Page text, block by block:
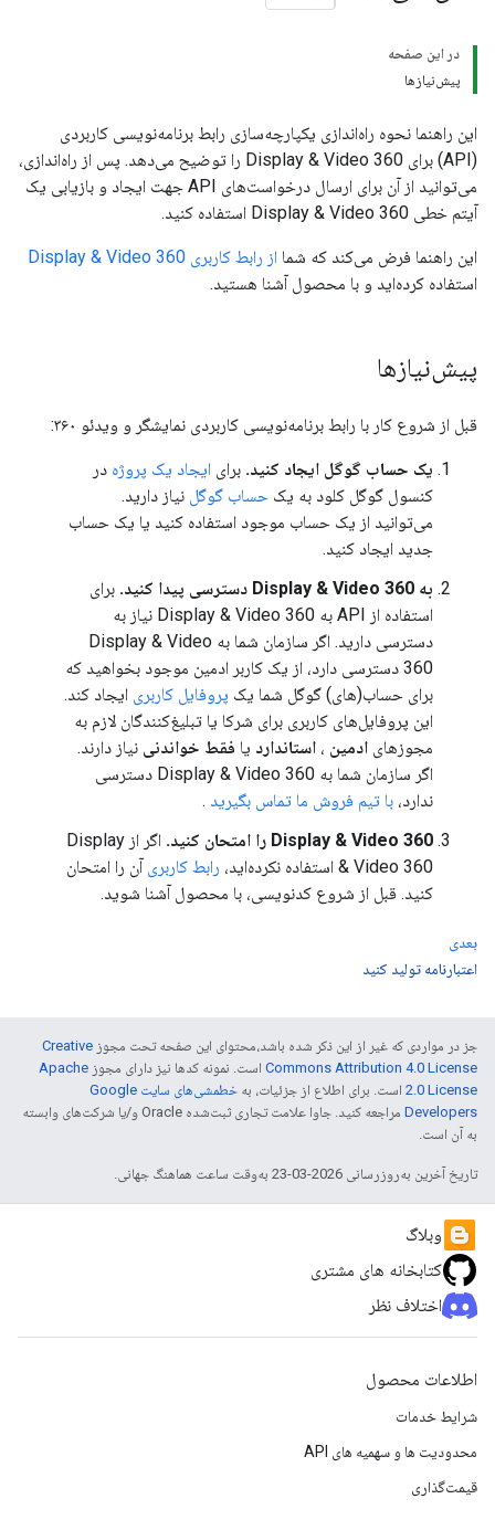
در این صفحه
پیش‌نیازها
این راهنما نحوه راه‌اندازی یکپارچه‌سازی رابط برنامه‌نویسی کاربردی
(API) برای Display & Video 360 را توضیح می‌دهد. پس از راه‌اندازی،
می‌توانید از آن برای ارسال درخواست‌های API جهت ایجاد و بازیابی یک
آیتم خطی Display & Video 360 استفاده کنید.
این راهنما فرض می‌کند که شما از رابط کاربری Display & Video 360
استفاده کرده‌اید و با محصول آشنا هستید.
پیش‌نیازها
قبل از شروع کار با رابط برنامه‌نویسی کاربردی نمایشگر و ویدئو ۳۶۰:
یک حساب گوگل ایجاد کنید. برای ایجاد یک پروژه در
کنسول گوگل کلود به یک حساب گوگل نیاز دارید.
می‌توانید از یک حساب موجود استفاده کنید یا یک حساب
جدید ایجاد کنید.
به Display & Video 360 دسترسی پیدا کنید.
برای
استفاده از API به Display & Video 360 نیاز به
دسترسی دارید. اگر سازمان شما به Display & Video
360 دسترسی دارد، از یک کاربر ادمین موجود بخواهید که
برای حساب(های) گوگل شما یک پروفایل کاربری ایجاد کند.
این پروفایل‌های کاربری برای شرکا یا تبلیغ‌کنندگان لازم به
مجوزهای ادمین ، استاندارد یا فقط خواندنی نیاز دارند.
اگر سازمان شما به Display & Video 360 دسترسی
ندارد، با تیم فروش ما تماس بگیرید .
Display & Video 360 را امتحان کنید.
اگر از Display
& Video 360 استفاده نکرده‌اید،
رابط کاربری آن را امتحان
کنید. قبل از شروع کدنویسی، با محصول آشنا شوید.
بعدی
اعتبارنامه تولید کنید
جز در مواردی که غیر از این ذکر شده باشد،‌محتوای این صفحه تحت مجوز Creative
Commons Attribution 4.0 License است. نمونه کدها نیز دارای مجوز Apache
2.0 License است. برای اطلاع از جزئیات، به
خطمشی‌های سایت Google
Developers‏
مراجعه کنید. جاوا علامت تجاری ثبت‌شده Oracle و/یا شرکت‌های وابسته
به آن است.
تاریخ آخرین به‌روزرسانی 2026-03-23 به‌وقت ساعت هماهنگ جهانی.
وبلاگ
کتابخانه های مشتری
اختلاف نظر
اطلاعات محصول
شرایط خدمات
محدودیت ها و سهمیه های API
قیمت‌گذاری